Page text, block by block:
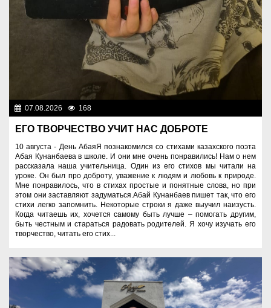
07.08.2026 168
ЕГО ТВОРЧЕСТВО УЧИТ НАС ДОБРОТЕ
10 августа - День АбаяЯ познакомился со стихами казахского поэта
Абая Кунанбаева в школе. И они мне очень понравились! Нам о нем
рассказала наша учительница. Один из его стихов мы читали на
уроке. Он был про доброту, уважение к людям и любовь к природе.
Мне понравилось, что в стихах простые и понятные слова, но при
этом они заставляют задуматься.Абай Кунанбаев пишет так, что его
стихи легко запомнить. Некоторые строки я даже выучил наизусть.
Когда читаешь их, хочется самому быть лучше – помогать другим,
быть честным и стараться радовать родителей. Я хочу изучать его
творчество, читать его стих...